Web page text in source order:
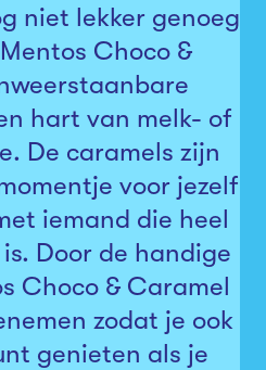
niet lekker genoeg
Choco &
hart van melk- of
De caramels zijn
voor jezelf
iemand die heel
Door de handige
Choco & Caramel
zodat je ook
genieten als je